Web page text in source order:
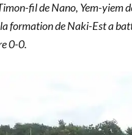
fil de Nano, Yem-yiem
formation de Naki-Est a
0-0.